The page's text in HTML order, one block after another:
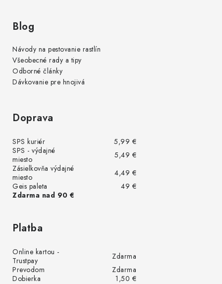
Blog
Návody na pestovanie rastlín
Všeobecné rady a tipy
Odborné články
Dávkovanie pre hnojivá
Doprava
SPS kuriér
5,99 €
SPS - výdajné
miesto
5,49 €
Zásielkovňa výdajné
miesto
4,49 €
Geis paleta
49 €
Zdarma nad 90 €
Platba
Online kartou -
Trustpay
Zdarma
Prevodom
Zdarma
Dobierka
1,50 €